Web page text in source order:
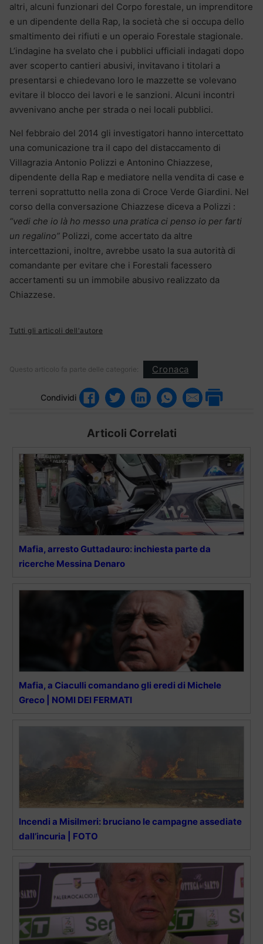
altri, alcuni funzionari del Corpo forestale, un imprenditore
e un dipendente della Rap, la società che si occupa dello
smaltimento dei rifiuti e un operaio Forestale stagionale.
L’indagine ha svelato che i pubblici ufficiali indagati dopo
aver scoperto cantieri abusivi, invitavano i titolari a
presentarsi e chiedevano loro le mazzette se volevano
evitare il blocco dei lavori e le sanzioni. Alcuni incontri
avvenivano anche per strada o nei locali pubblici.
Nel febbraio del 2014 gli investigatori hanno intercettato
una comunicazione tra il capo del distaccamento di
Villagrazia Antonio Polizzi e Antonino Chiazzese,
dipendente della Rap e mediatore nella vendita di case e
terreni soprattutto nella zona di Croce Verde Giardini. Nel
corso della conversazione Chiazzese diceva a Polizzi :
“vedi che io là ho messo una pratica ci penso io per farti
un regalino” Polizzi, come accertato da altre
intercettazioni, inoltre, avrebbe usato la sua autorità di
comandante per evitare che i Forestali facessero
accertamenti su un immobile abusivo realizzato da
Chiazzese.
Tutti gli articoli dell'autore
Questo articolo fa parte delle categorie: Cronaca
Condividi
Articoli Correlati
Mafia, arresto Guttadauro: inchiesta parte da
ricerche Messina Denaro
Mafia, a Ciaculli comandano gli eredi di Michele
Greco | NOMI DEI FERMATI
Incendi a Misilmeri: bruciano le campagne assediate
dall’incuria | FOTO